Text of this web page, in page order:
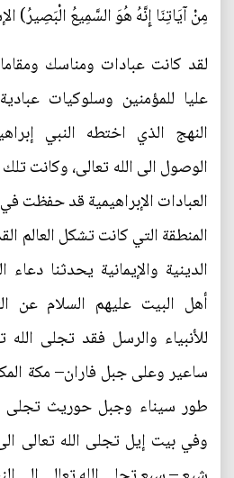
مِنْ آيَاتِنَا إِنَّهُ هُوَ السَّمِيعُ الْبَصِيرُ)
لقد كانت عبادات ومناسك
عليا للمؤمنين وسلوكيات
النهج الذي اختطه النبي
الوصول الى الله تعالى، وكانت
العبادات الإبراهيمية قد حفظت
المنطقة التي كانت تشكل العالم
الدينية والإيمانية يحدثنا
أهل البيت عليهم السلام عن
للأنبياء والرسل فقد تجلى الله
ساعير وعلى جبل فاران– مكة
طور سيناء وجبل حوريث تجلى
وفي بيت إيل تجلى الله تعالى